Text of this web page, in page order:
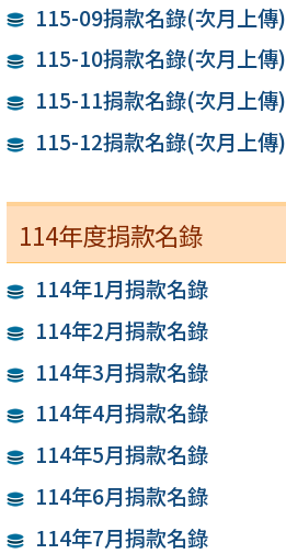
115-09捐款名錄(次月上傳)
115-10捐款名錄(次月上傳)
115-11捐款名錄(次月上傳)
115-12捐款名錄(次月上傳)
114年度捐款名錄
114年1月捐款名錄
114年2月捐款名錄
114年3月捐款名錄
114年4月捐款名錄
114年5月捐款名錄
114年6月捐款名錄
114年7月捐款名錄